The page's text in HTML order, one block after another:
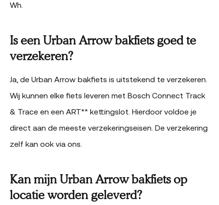
Wh.
Is een Urban Arrow bakfiets goed te
verzekeren?
Ja, de Urban Arrow bakfiets is uitstekend te verzekeren.
Wij kunnen elke fiets leveren met Bosch Connect Track
& Trace en een ART** kettingslot. Hierdoor voldoe je
direct aan de meeste verzekeringseisen. De verzekering
zelf kan ook via ons.
Kan mijn Urban Arrow bakfiets op
locatie worden geleverd?